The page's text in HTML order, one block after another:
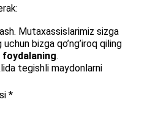
Mutaxassislarimiz sizga
bizga qo’ng’iroq qiling
foydalaning.
tegishli maydonlarni
*